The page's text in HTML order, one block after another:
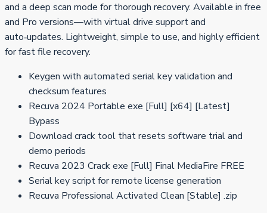
and a deep scan mode for thorough recovery. Available in free
and Pro versions—with virtual drive support and
auto‑updates. Lightweight, simple to use, and highly efficient
for fast file recovery.
Keygen with automated serial key validation and
checksum features
Recuva 2024 Portable exe [Full] [x64] [Latest]
Bypass
Download crack tool that resets software trial and
demo periods
Recuva 2023 Crack exe [Full] Final MediaFire FREE
Serial key script for remote license generation
Recuva Professional Activated Clean [Stable] .zip